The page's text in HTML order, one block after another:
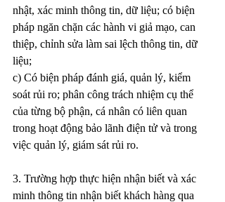
nhật, xác minh thông tin, dữ liệu; có biện
pháp ngăn chặn các hành vi giả mạo, can
thiệp, chỉnh sửa làm sai lệch thông tin, dữ
liệu;
c) Có biện pháp đánh giá, quản lý, kiểm
soát rủi ro; phân công trách nhiệm cụ thể
của từng bộ phận, cá nhân có liên quan
trong hoạt động bảo lãnh điện tử và trong
việc quản lý, giám sát rủi ro.
3. Trường hợp thực hiện nhận biết và xác
minh thông tin nhận biết khách hàng qua